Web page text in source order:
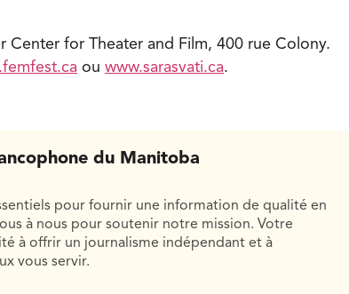
Center for Theater and Film, 400 rue Colony.
ou www.sarasvati.ca.
du Manitoba
pour fournir une information de qualité en
à nous pour soutenir notre mission. Votre
à offrir un journalisme indépendant et à
vous servir.